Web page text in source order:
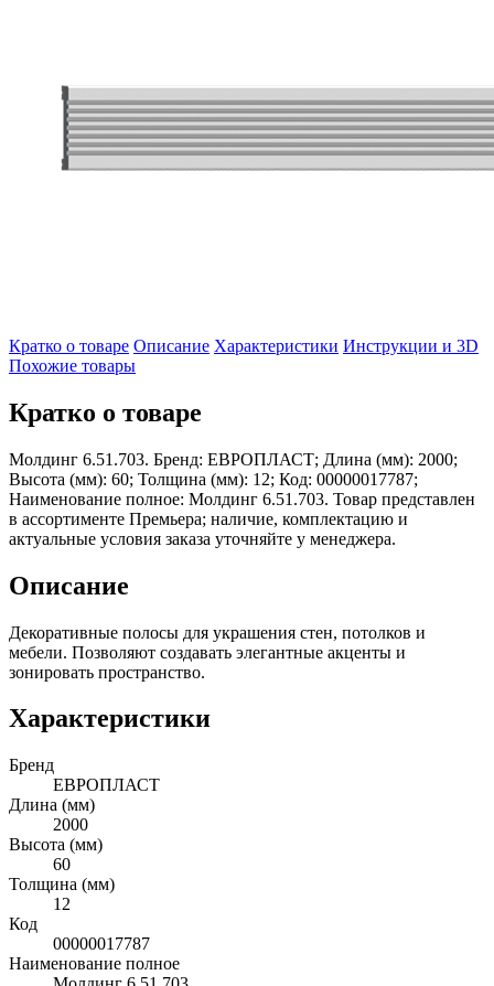
Кратко о товаре Описание Характеристики Инструкции и 3D
Похожие товары
Кратко о товаре
Молдинг 6.51.703. Бренд: ЕВРОПЛАСТ; Длина (мм): 2000;
Высота (мм): 60; Толщина (мм): 12; Код: 00000017787;
Наименование полное: Молдинг 6.51.703. Товар представлен
в ассортименте Премьера; наличие, комплектацию и
актуальные условия заказа уточняйте у менеджера.
Описание
Декоративные полосы для украшения стен, потолков и
мебели. Позволяют создавать элегантные акценты и
зонировать пространство.
Характеристики
Бренд
ЕВРОПЛАСТ
Длина (мм)
2000
Высота (мм)
60
Толщина (мм)
12
Код
00000017787
Наименование полное